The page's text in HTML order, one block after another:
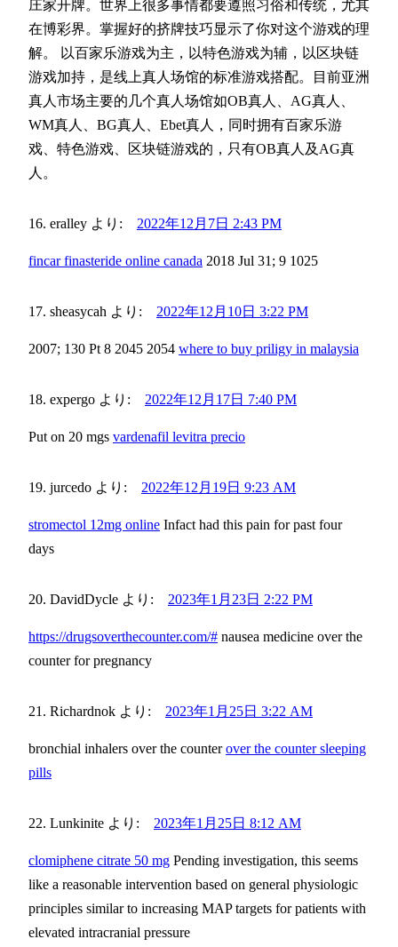
庄家开牌。世界上很多事情都要遵照习俗和传统，尤其
在博彩界。掌握好的挤牌技巧显示了你对这个游戏的理
解。 以百家乐游戏为主，以特色游戏为辅，以区块链
游戏加持，是线上真人场馆的标准游戏搭配。目前亚洲
真人市场主要的几个真人场馆如OB真人、AG真人、
WM真人、BG真人、Ebet真人，同时拥有百家乐游
戏、特色游戏、区块链游戏的，只有OB真人及AG真
人。
eralley より: 2022年12月7日 2:43 PM
fincar finasteride online canada 2018 Jul 31; 9 1025
sheasycah より: 2022年12月10日 3:22 PM
2007; 130 Pt 8 2045 2054 where to buy priligy in malaysia
expergo より: 2022年12月17日 7:40 PM
Put on 20 mgs vardenafil levitra precio
jurcedo より: 2022年12月19日 9:23 AM
stromectol 12mg online Infact had this pain for past four
days
DavidDycle より: 2023年1月23日 2:22 PM
https://drugsoverthecounter.com/# nausea medicine over the
counter for pregnancy
Richardnok より: 2023年1月25日 3:22 AM
bronchial inhalers over the counterover the counter sleeping
pills
Lunkinite より: 2023年1月25日 8:12 AM
clomiphene citrate 50 mg Pending investigation, this seems
like a reasonable intervention based on general physiologic
principles similar to increasing MAP targets for patients with
elevated intracranial pressure